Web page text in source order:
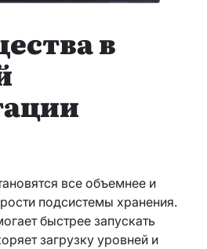
в
все объемнее и
подсистемы хранения.
быстрее запускать
загрузку уровней и